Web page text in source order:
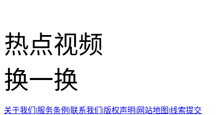
热点视频
换一换
关于我们 |服务条例 |联系我们 |版权声明| 网站地图 |线索提交